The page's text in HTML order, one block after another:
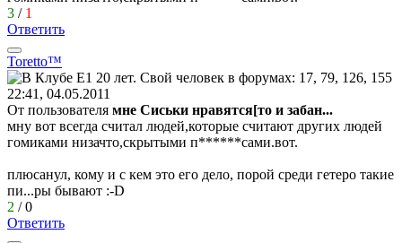
3 / 1
Ответить
Toretto™
22:41, 04.05.2011
От пользователя мне Сиськи нравятся[то и забан...
мну вот всегда считал людей,которые считают других людей
гомиками низачто,скрытыми п******сами.вот.
плюсанул, кому и с кем это его дело, порой среди гетеро такие
пи...ры бывают :-D
2 /0
Ответить